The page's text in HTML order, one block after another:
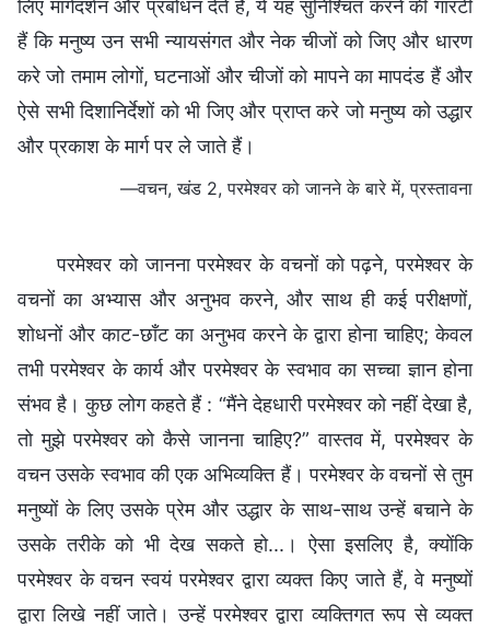
लिए मार्गदर्शन और प्रबोधन देते हैं, ये यह सुनिश्चित करने की गारंटी
हैं कि मनुष्य उन सभी न्यायसंगत और नेक चीजों को जिए और धारण
करे जो तमाम लोगों, घटनाओं और चीजों को मापने का मापदंड हैं और
ऐसे सभी दिशानिर्देशों को भी जिए और प्राप्त करे जो मनुष्‍य को उद्धार
और प्रकाश के मार्ग पर ले जाते हैं।
—वचन, खंड 2, परमेश्वर को जानने के बारे में, प्रस्तावना
परमेश्वर को जानना परमेश्वर के वचनों को पढ़ने, परमेश्वर के
वचनों का अभ्यास और अनुभव करने, और साथ ही कई परीक्षणों,
शोधनों और काट-छाँट का अनुभव करने के द्वारा होना चाहिए; केवल
तभी परमेश्वर के कार्य और परमेश्वर के स्वभाव का सच्चा ज्ञान होना
संभव है। कुछ लोग कहते हैं : “मैंने देहधारी परमेश्वर को नहीं देखा है,
तो मुझे परमेश्वर को कैसे जानना चाहिए?” वास्तव में, परमेश्वर के
वचन उसके स्वभाव की एक अभिव्यक्ति हैं। परमेश्वर के वचनों से तुम
मनुष्यों के लिए उसके प्रेम और उद्धार के साथ-साथ उन्हें बचाने के
उसके तरीके को भी देख सकते हो...। ऐसा इसलिए है, क्योंकि
परमेश्वर के वचन स्वयं परमेश्वर द्वारा व्यक्त किए जाते हैं, वे मनुष्यों
द्वारा लिखे नहीं जाते। उन्हें परमेश्वर द्वारा व्यक्तिगत रूप से व्यक्त